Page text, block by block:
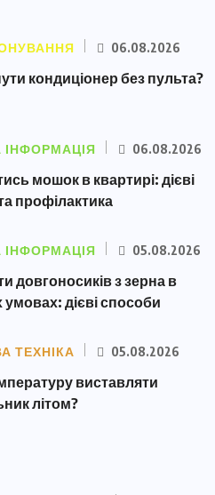
06.08.2026
кондиціонер без пульта?
06.08.2026
мошок в квартирі: дієві
профілактика
05.08.2026
довгоносиків з зерна в
дієві способи
ТЕХНІКА 05.08.2026
виставляти
літом?